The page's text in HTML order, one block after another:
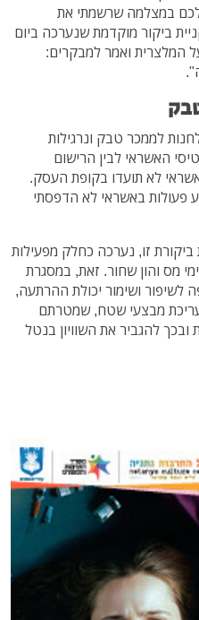
לכם במצלמה שרשמתי את
ביקור מוקדמת שנערכה ביום
המלצרית ואמר למבקרים:
לממכר טבק ונרגילות
האשראי לבין הרישום
לא תועדו בקופת העסק.
באשראי לא הדפסתי
זו, נערכה כחלק מפעילות
מס והון שחור. זאת, במסגרת
לשיפור ושימור יכולת ההרתעה,
עריכת מבצעי שטח, שמטרתם
ובכך להגביר את השוויון בנטל